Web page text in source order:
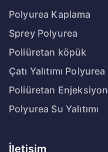
Polyurea Kaplama
Sprey Polyurea
Poliüretan köpük
Çatı Yalıtımı Polyurea
Poliüretan Enjeksiyon
Polyurea Su Yalıtımı
İletişim